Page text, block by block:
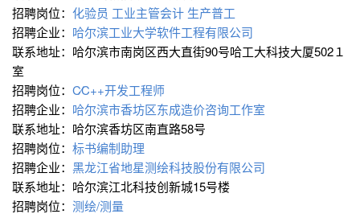
招聘岗位： 化验员 工业主管会计 生产普工
招聘企业： 哈尔滨工业大学软件工程有限公司
联系地址：哈尔滨市南岗区西大直街90号哈工大科技大厦502１
室
招聘岗位： C∕C++开发工程师
招聘企业： 哈尔滨市香坊区东成造价咨询工作室
联系地址：哈尔滨香坊区南直路58号
招聘岗位： 标书编制助理
招聘企业： 黑龙江省地星测绘科技股份有限公司
联系地址：哈尔滨江北科技创新城15号楼
招聘岗位： 测绘/测量